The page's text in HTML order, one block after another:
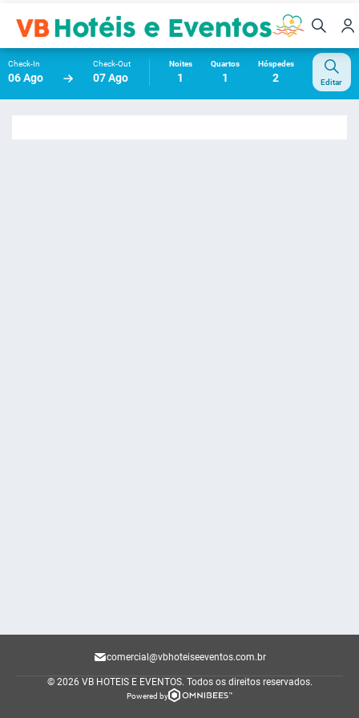
Check-In
06 Ago
Check-Out
07 Ago
Noites
1
Quartos
1
Hóspedes
2 Editar
comercial@vbhoteiseeventos.com.br
© 2026 VB HOTEIS E EVENTOS. Todos os direitos reservados.
Powered by